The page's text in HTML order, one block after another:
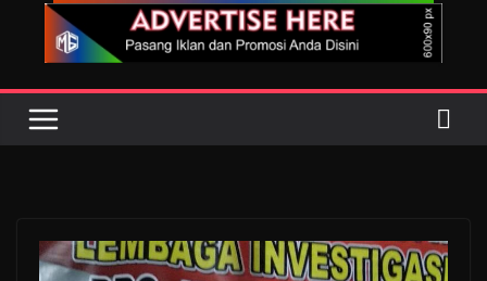
Sebenarnya Sedang Melindungi Siapa?